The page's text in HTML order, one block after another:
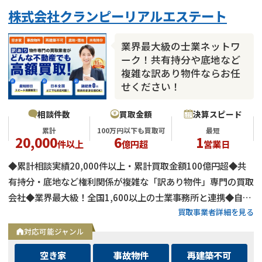
アンケート調査
株式会社クランピーリアルエステート
業界最大級の士業ネットワ
ーク！共有持分や底地など
複雑な訳あり物件ならお任
せください！
相談件数
累計
20,000件以上
買取金額
100万円以下も買取可
6億円超
決算スピード
最短
1営業日
◆累計相談実績20,000件以上・累計買取金額100億円超◆共
有持分・底地など権利関係が複雑な「訳あり物件」専門の買取
会社◆業界最大級！全国1,600以上の士業事務所と連携◆自己
資金による買取のため、融資審査を待たず最短即日で決済可能
◆士業事務所や大手不動産会社からの相談実績も多数
買取事業者詳細を見る
対応可能ジャンル
空き家 事故物件
再建築不可